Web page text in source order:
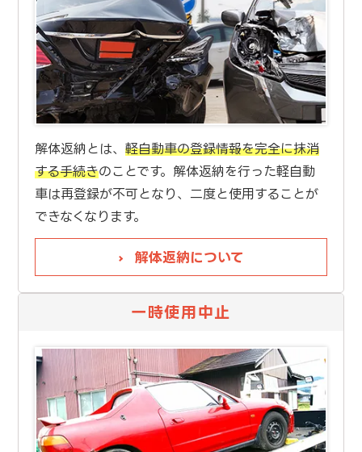
解体返納とは、 軽自動車の登録情報を完全に抹消
する手続きのことです。解体返納を行った軽自動
車は再登録が不可となり、二度と使用することが
できなくなります。
解体返納について
一時使用中止